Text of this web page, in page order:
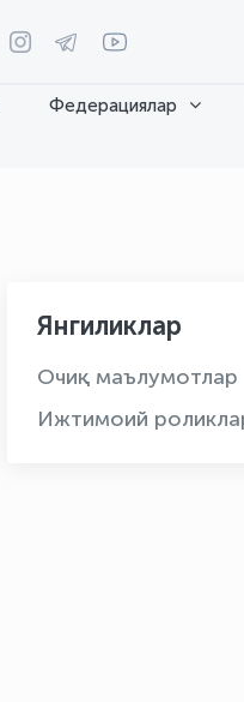
Федерациялар
Янгиликлар
Очиқ маълумотлар
Ижтимоий